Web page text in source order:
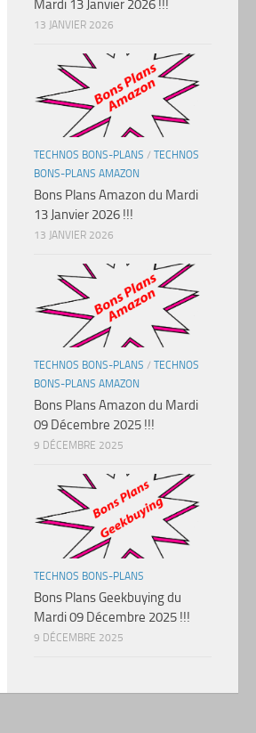
Mardi 13 Janvier 2026 !!!
13 JANVIER 2026
TECHNOS BONS-PLANS / TECHNOS
BONS-PLANS AMAZON
Bons Plans Amazon du Mardi
13 Janvier 2026 !!!
13 JANVIER 2026
TECHNOS BONS-PLANS / TECHNOS
BONS-PLANS AMAZON
Bons Plans Amazon du Mardi
09 Décembre 2025 !!!
9 DÉCEMBRE 2025
TECHNOS BONS-PLANS
Bons Plans Geekbuying du
Mardi 09 Décembre 2025 !!!
9 DÉCEMBRE 2025